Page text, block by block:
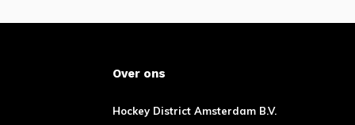
Over ons
Hockey District Amsterdam B.V.